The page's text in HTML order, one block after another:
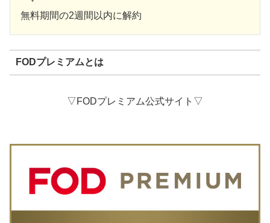
無料期間の2週間以内に解約
FODプレミアムとは
▽FODプレミアム公式サイト▽